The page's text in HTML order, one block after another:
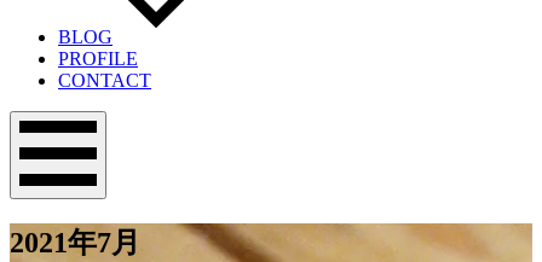
BLOG
PROFILE
CONTACT
メ
ニ
ー
2021年7月